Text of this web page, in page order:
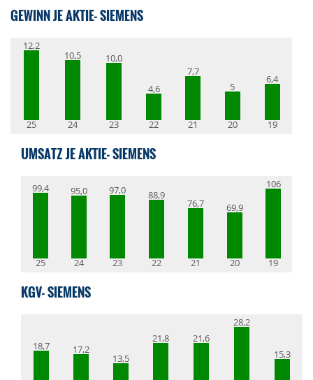
GEWINN JE AKTIE- SIEMENS
12,2
25
10,5
24
10,0
23
4,6
22
7,7
21
5
20
6,4
19
UMSATZ JE AKTIE- SIEMENS
99,4
25
95,0
24
97,0
23
88,9
22
76,7
21
69,9
20
106
19
KGV- SIEMENS
18,7 17,2
13,5
21,8 21,6
28,2
15,3